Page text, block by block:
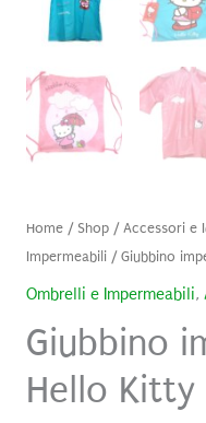
Home/ Shop/Accessori e
Impermeabili/ Giubbino
Ombrelli e Impermeabili,
Giubbino
Hello Kitty